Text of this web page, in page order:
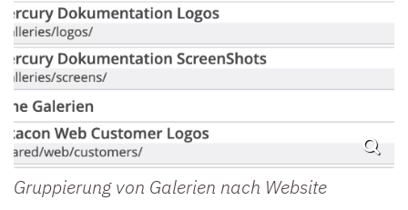
Gruppierung von Galerien nach Website